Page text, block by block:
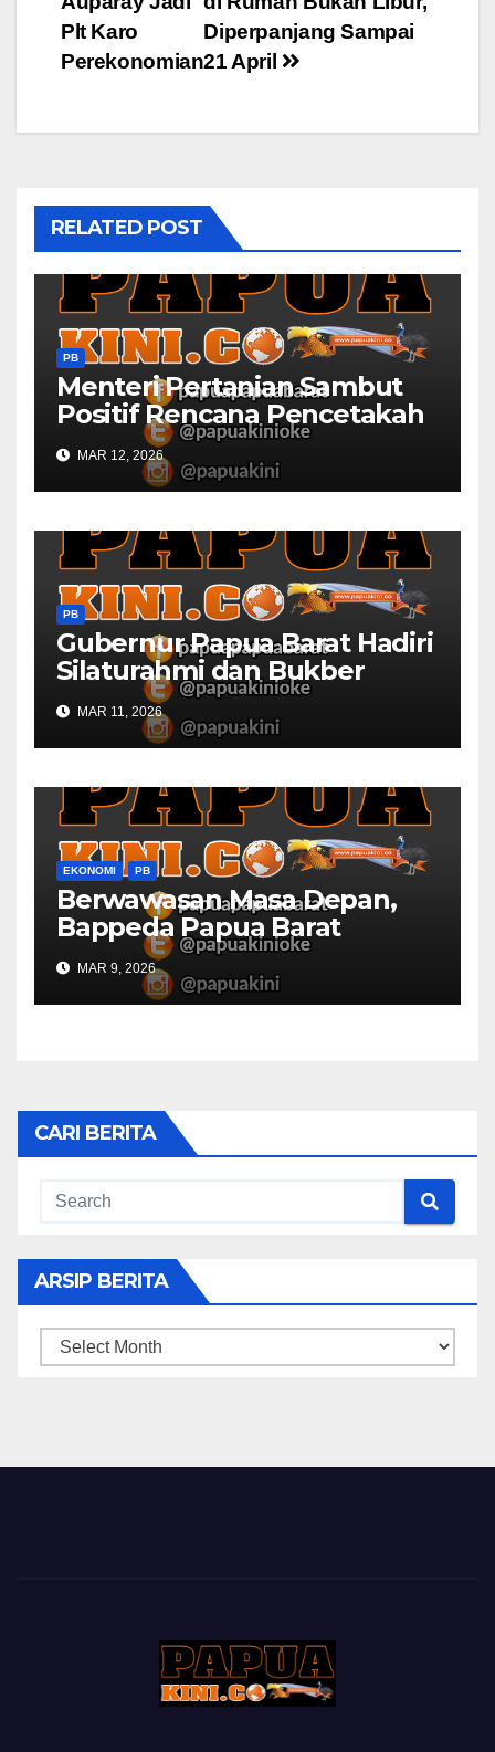
navigationDiperpanjang Sampai
21 April
Plt Karo
Perekonomian
RELATED POST
PB
Menteri Pertanian Sambut
Positif Rencana Pencetakah
Sawah dan Ladang di Papua
Barat
MAR 12, 2026
PB
Gubernur Papua Barat Hadiri
Silaturahmi dan Bukber
Bersama DPR RI dan
Mendagri di IPDN
MAR 11, 2026
EKONOMI PB
Berwawasan Masa Depan,
Bappeda Papua Barat
Konsultasi Publik RKPD 2027
MAR 9, 2026
CARI BERITA
ARSIP BERITA
ARSIP